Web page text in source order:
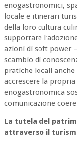
enogastronomici,
locale e itinerari
della loro cultura
supportare
azioni di soft power
scambio di
pratiche locali anche
accrescere la
enogastronomica
comunicazione
La tutela del
attraverso il